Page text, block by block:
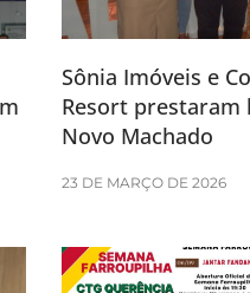
Sônia Imóveis e
Resort prestaram
Novo Machado
23 DE MARÇO DE 2026